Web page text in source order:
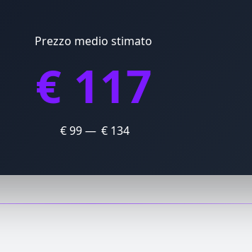
Prezzo medio stimato
€ 117
€ 99 — € 134